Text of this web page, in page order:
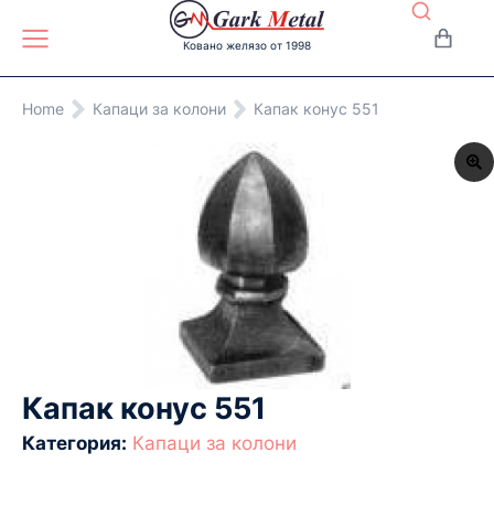
Ковано желязо от 1998
You are here:
Home Капаци за колони Капак конус 551
Капак конус 551
Категория: Капаци за колони